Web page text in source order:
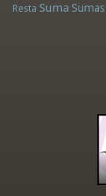
Resta Suma Sumas